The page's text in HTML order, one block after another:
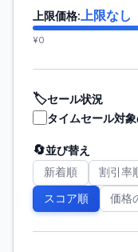
上限価格: 上限なし
¥0
🏷️セール状況
タイムセール対
🔄並び替え
新着順 割引率
スコア順 価格